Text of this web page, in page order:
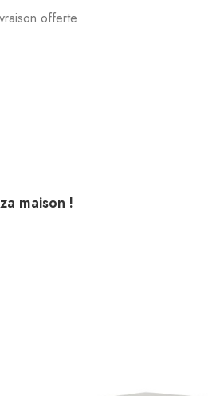
offerte
maison !